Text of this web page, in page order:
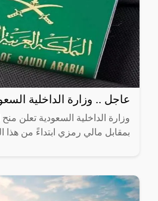
عاجل .. وزارة الداخلية
وزارة الداخلية السعودية تعلن
بمقابل مالي رمزي ابتداءً من هذا